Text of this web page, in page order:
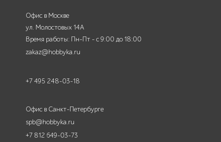
Офис в Москве
ул. Молостовых 14А
Время работы: Пн-Пт - с 9:00 до 18:00
zakaz@hobbyka.ru
+7 495 248-03-18
Офис в Санкт-Петербурге
spb@hobbyka.ru
+7 812 649-03-73